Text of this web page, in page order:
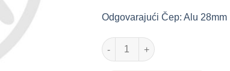
Odgovarajući Čep: Alu 28mm
Flasa Dorica 500ml Bela količina